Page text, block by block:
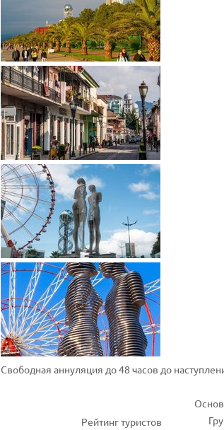
Свободная аннуляция до 48 часов до
Рейтинг туристов